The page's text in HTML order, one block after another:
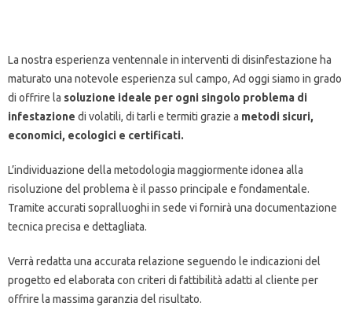
La nostra esperienza ventennale in interventi di disinfestazione ha
maturato una notevole esperienza sul campo, Ad oggi siamo in grado
di offrire la soluzione ideale per ogni singolo problema di
infestazione di volatili, di tarli e termiti grazie a metodi sicuri,
economici, ecologici e certificati.
L’individuazione della metodologia maggiormente idonea alla
risoluzione del problema è il passo principale e fondamentale.
Tramite accurati sopralluoghi in sede vi fornirà una documentazione
tecnica precisa e dettagliata.
Verrà redatta una accurata relazione seguendo le indicazioni del
progetto ed elaborata con criteri di fattibilità adatti al cliente per
offrire la massima garanzia del risultato.